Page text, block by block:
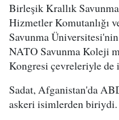
Birleşik Krallık
Hizmetler Komutanlığı
Savunma
NATO Savunma Koleji
Kongresi çevreleriyle
Sadat, Afganistan'da
askeri isimlerden biriydi.